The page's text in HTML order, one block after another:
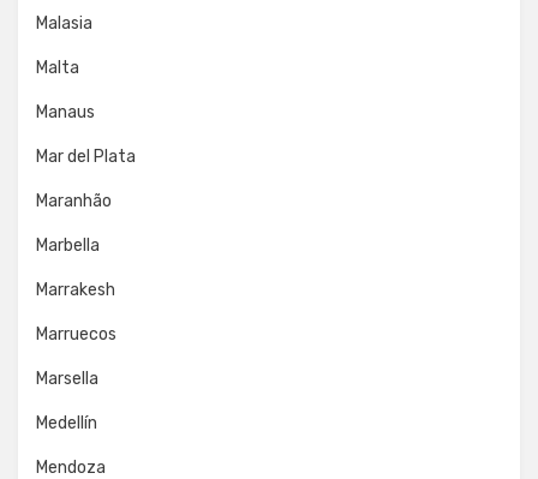
Malasia
Malta
Manaus
Mar del Plata
Maranhão
Marbella
Marrakesh
Marruecos
Marsella
Medellín
Mendoza